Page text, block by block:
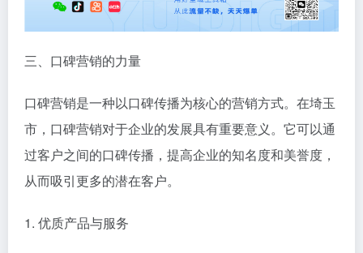
三、口碑营销的力量
口碑营销是一种以口碑传播为核心的营销方式。在埼玉
市，口碑营销对于企业的发展具有重要意义。它可以通
过客户之间的口碑传播，提高企业的知名度和美誉度，
从而吸引更多的潜在客户。
1. 优质产品与服务